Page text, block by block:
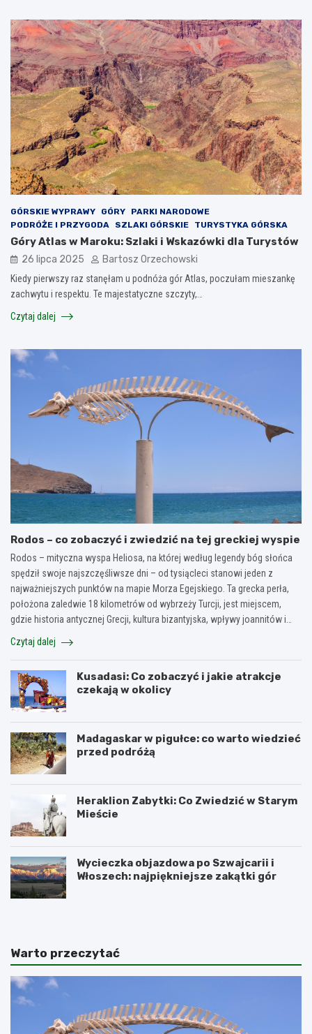
GÓRSKIE WYPRAWY GÓRY
PARKI NARODOWE
PODRÓŻE I PRZYGODA
SZLAKI GÓRSKIE TURYSTYKA GÓRSKA
Góry Atlas w Maroku: Szlaki i Wskazówki dla Turystów
26 lipca 2025 Bartosz Orzechowski
Kiedy pierwszy raz stanęłam u podnóża gór Atlas, poczułam mieszankę
zachwytu i respektu. Te majestatyczne szczyty,…
Czytaj dalej
Rodos – co zobaczyć i zwiedzić na tej greckiej wyspie
Rodos – mityczna wyspa Heliosa, na której według legendy bóg słońca
spędził swoje najszczęśliwsze dni – od tysiącleci stanowi jeden z
najważniejszych punktów na mapie Morza Egejskiego. Ta grecka perła,
położona zaledwie 18 kilometrów od wybrzeży Turcji, jest miejscem,
gdzie historia antycznej Grecji, kultura bizantyjska, wpływy joannitów i…
Czytaj dalej
Kusadasi: Co zobaczyć i jakie atrakcje
czekają w okolicy
Madagaskar w pigułce: co warto wiedzieć
przed podróżą
Heraklion Zabytki: Co Zwiedzić w Starym
Mieście
Wycieczka objazdowa po Szwajcarii i
Włoszech: najpiękniejsze zakątki gór
Warto przeczytać